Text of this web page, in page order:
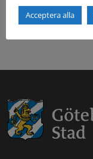
Acceptera alla